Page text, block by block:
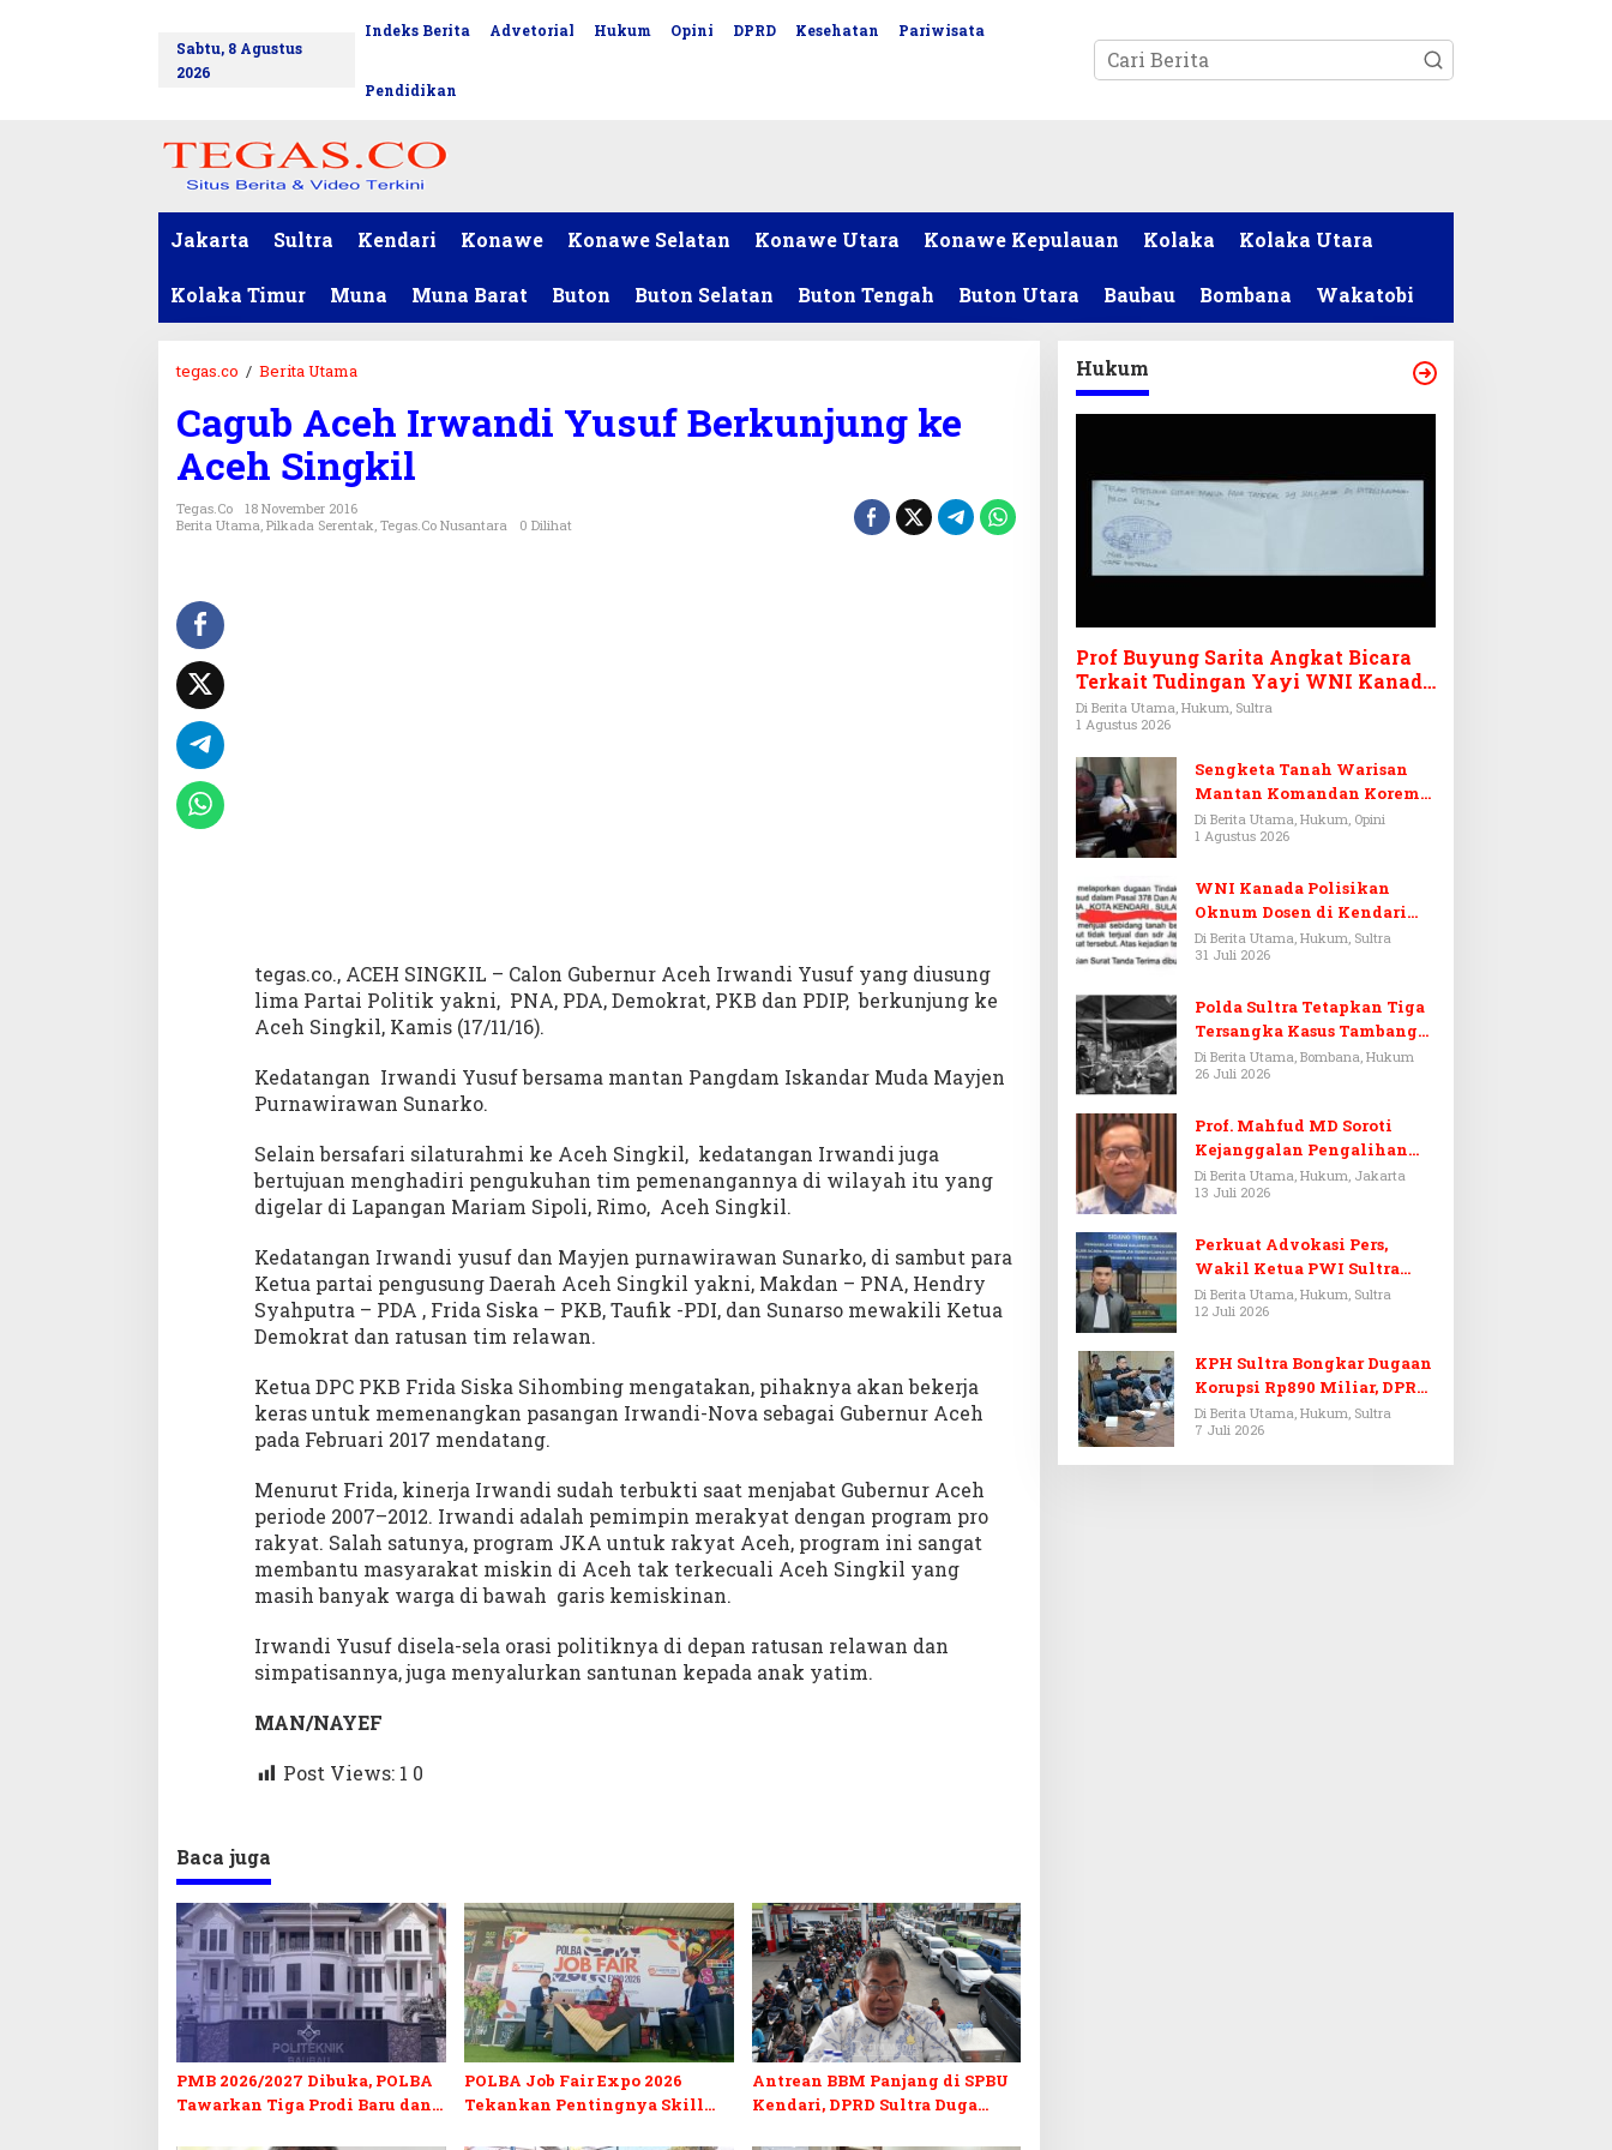
Sabtu, 8 Agustus
2026
Indeks Berita Advetorial Hukum Opini DPRD Kesehatan Pariwisata
Pendidikan
Jakarta Sultra Kendari Konawe Konawe Selatan Konawe Utara Konawe Kepulauan Kolaka Kolaka Utara
Kolaka Timur Muna Muna Barat Buton Buton Selatan Buton Tengah Buton Utara Baubau Bombana Wakatobi
tegas.co / Berita Utama
g
u
b
A
u
n
j
g
k
A
c
e
S
i
n
g
i
l
Cagub Aceh Irwandi Yusuf Berkunjung ke
Aceh Singkil
Tegas.co
18 November 2016
Berita Utama, Pilkada Serentak, Tegas.co Nusantara 0 Dilihat
tegas.co., ACEH SINGKIL – Calon Gubernur Aceh Irwandi Yusuf yang diusung
lima Partai Politik yakni, PNA, PDA, Demokrat, PKB dan PDIP, berkunjung ke
Aceh Singkil, Kamis (17/11/16).
Kedatangan Irwandi Yusuf bersama mantan Pangdam Iskandar Muda Mayjen
Purnawirawan Sunarko.
Selain bersafari silaturahmi ke Aceh Singkil, kedatangan Irwandi juga
bertujuan menghadiri pengukuhan tim pemenangannya di wilayah itu yang
digelar di Lapangan Mariam Sipoli, Rimo, Aceh Singkil.
Kedatangan Irwandi yusuf dan Mayjen purnawirawan Sunarko, di sambut para
Ketua partai pengusung Daerah Aceh Singkil yakni, Makdan – PNA, Hendry
Syahputra – PDA , Frida Siska – PKB, Taufik -PDI, dan Sunarso mewakili Ketua
Demokrat dan ratusan tim relawan.
Ketua DPC PKB Frida Siska Sihombing mengatakan, pihaknya akan bekerja
keras untuk memenangkan pasangan Irwandi-Nova sebagai Gubernur Aceh
pada Februari 2017 mendatang.
Menurut Frida, kinerja Irwandi sudah terbukti saat menjabat Gubernur Aceh
periode 2007–2012. Irwandi adalah pemimpin merakyat dengan program pro
rakyat. Salah satunya, program JKA untuk rakyat Aceh, program ini sangat
membantu masyarakat miskin di Aceh tak terkecuali Aceh Singkil yang
masih banyak warga di bawah garis kemiskinan.
Irwandi Yusuf disela-sela orasi politiknya di depan ratusan relawan dan
simpatisannya, juga menyalurkan santunan kepada anak yatim.
MAN/NAYEF
Post Views: 1 0
Baca juga
PMB 2026/2027 Dibuka, POLBA
Tawarkan Tiga Prodi Baru dan
POLBA Job Fair Expo 2026
Tekankan Pentingnya Skill
Antrean BBM Panjang di SPBU
Kendari, DPRD Sultra Duga
Hukum
Prof Buyung Sarita Angkat Bicara
Terkait Tudingan Yayi WNI Kanada
Ditagih Utang Rp3,6 Miliar
Di Berita Utama, Hukum, Sultra
1 Agustus 2026
Sengketa Tanah Warisan
Mantan Komandan Korem
143/HO, Ketika Warisan
Menjadi Arena Pemerasan
Di Berita Utama, Hukum, Opini
1 Agustus 2026
WNI Kanada Polisikan
Oknum Dosen di Kendari
Terkait Aset Puluhan Miliar
Di Berita Utama, Hukum, Sultra
31 Juli 2026
Polda Sultra Tetapkan Tiga
Tersangka Kasus Tambang
Emas Ilegal di Bombana
Di Berita Utama, Bombana, Hukum
26 Juli 2026
Prof. Mahfud MD Soroti
Kejanggalan Pengalihan
Penyelidikan Tersangka
Febrie Adriansyah
Di Berita Utama, Hukum, Jakarta
13 Juli 2026
Perkuat Advokasi Pers,
Wakil Ketua PWI Sultra
Resmi Dilantik Menjadi
Advokat PERADI
Di Berita Utama, Hukum, Sultra
12 Juli 2026
KPH Sultra Bongkar Dugaan
Korupsi Rp890 Miliar, DPRD
Sultra Gelar RDP
Di Berita Utama, Hukum, Sultra
7 Juli 2026